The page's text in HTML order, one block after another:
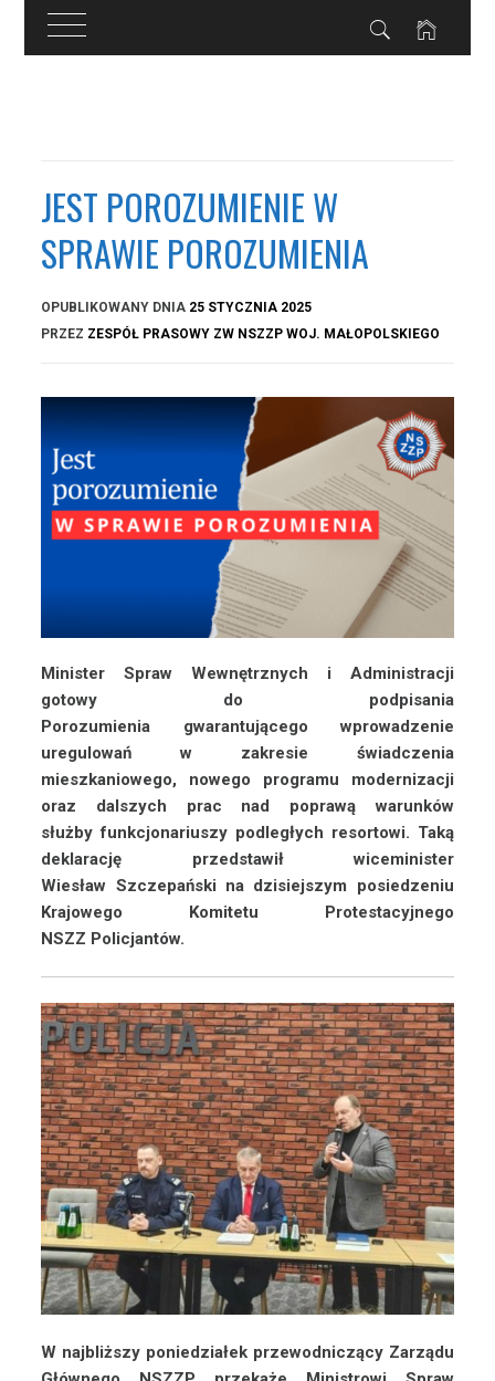
JEST POROZUMIENIE W
SPRAWIE POROZUMIENIA
OPUBLIKOWANY DNIA 25 STYCZNIA 2025
PRZEZ ZESPÓŁ PRASOWY ZW NSZZP WOJ. MAŁOPOLSKIEGO
Minister Spraw Wewnętrznych i Administracji
gotowy do podpisania
Porozumienia gwarantującego wprowadzenie
uregulowań w zakresie świadczenia
mieszkaniowego, nowego programu modernizacji
oraz dalszych prac nad poprawą warunków
służbyfunkcjonariuszy podległych resortowi. Taką
deklarację przedstawił wiceminister
Wiesław Szczepański na dzisiejszym posiedzeniu
Krajowego Komitetu Protestacyjnego
NSZZ Policjantów.
W najbliższy poniedziałek przewodniczący Zarządu